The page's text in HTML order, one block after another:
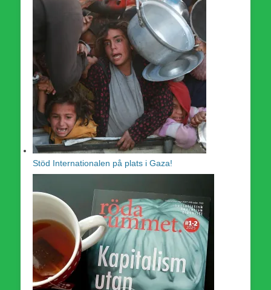
Stöd Internationalen på plats i Gaza!